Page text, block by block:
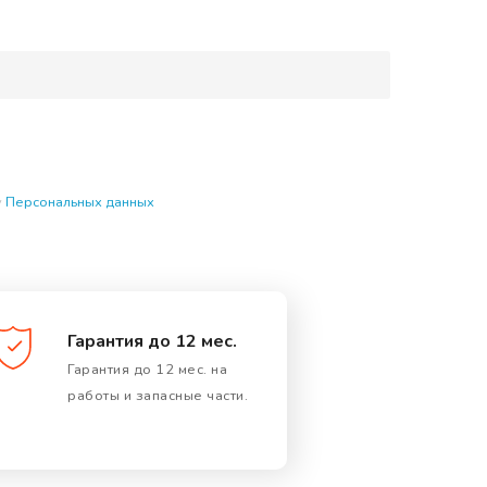
Персональных данных
Гарантия до 12 мес.
Гарантия до 12 мес. на
работы и запасные части.